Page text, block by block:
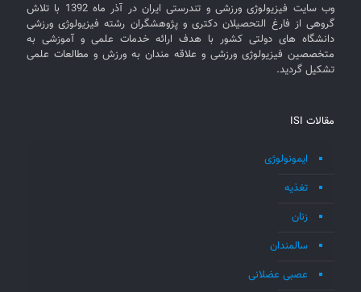
وب سایت فیزیولوژی ورزشی و تندرستی ایران در آذر ماه 1392 با تلاش
گروهی از فارغ التحصیلان دکتری و پژوهشگران رشته فیزیولوژی ورزشی
دانشگاه های دولتی کشور با هدف ارائه خدمات علمی و آموزشی به
متخصصین فیزیولوژی ورزشی و علاقه مندان به ورزش و مطالعات علمی
تشکیل گردید.
مقالات ISI
ایمونولوژی
تغذیه
زنان
سالمندان
عصبی عضلانی